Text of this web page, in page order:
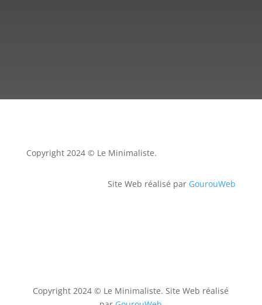
Copyright 2024 © Le Minimaliste.
Site Web réalisé par GourouWeb
Copyright 2024 © Le Minimaliste. Site Web réalisé